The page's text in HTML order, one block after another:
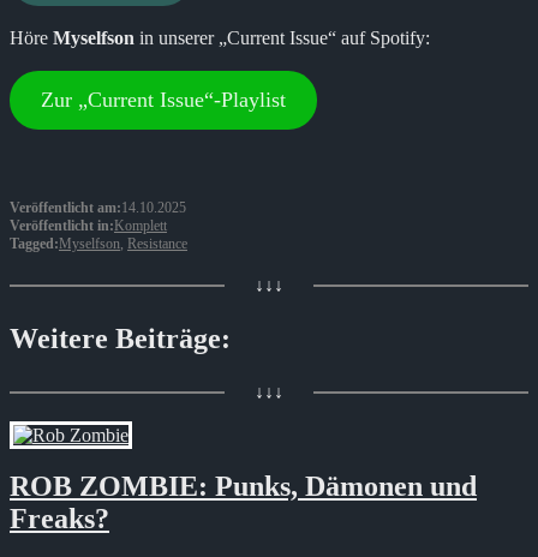
Höre Myselfson in unserer „Current Issue“ auf Spotify:
Zur „Current Issue“-Playlist
Veröffentlicht am:14.10.2025
Veröffentlicht in:Komplett
Tagged:Myselfson, Resistance
↓↓↓
Weitere Beiträge:
↓↓↓
ROB ZOMBIE: Punks, Dämonen und
Freaks?